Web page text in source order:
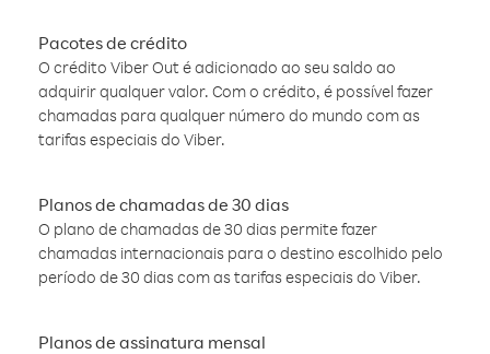
Pacotes de crédito
O crédito Viber Out é adicionado ao seu saldo ao
adquirir qualquer valor. Com o crédito, é possível fazer
chamadas para qualquer número do mundo com as
tarifas especiais do Viber.
Planos de chamadas de 30 dias
O plano de chamadas de 30 dias permite fazer
chamadas internacionais para o destino escolhido pelo
período de 30 dias com as tarifas especiais do Viber.
Planos de assinatura mensal